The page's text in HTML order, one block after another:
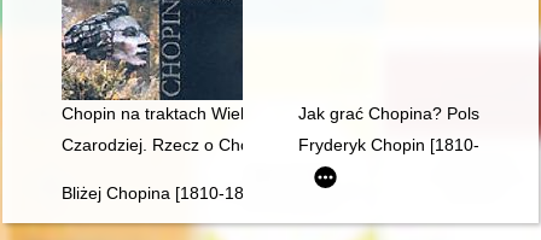
Chopin na traktach Wielkopolski południowejJak grać Chopina? Polska
Czarodziej. Rzecz o Chopinie [1810-1849]Fryderyk Chopin [1810-1849]
Bliżej Chopina [1810-1849]